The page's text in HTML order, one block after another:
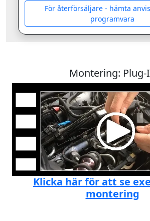
För återförsäljare - hämta
programvara
Montering: Plug-
Klicka här för att se
montering